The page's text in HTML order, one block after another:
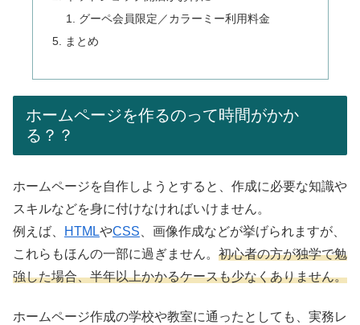
グーペ会員限定／カラーミー利用料金
まとめ
ホームページを作るのって時間がかか
る？？
ホームページを自作しようとすると、作成に必要な知識や
スキルなどを身に付けなければいけません。
例えば、
HTMLやCSS 、画像作成などが挙げられますが、
これらもほんの一部に過ぎません。 初心者の方が独学で勉
強した場合、半年以上かかるケースも少なくありません。
ホームページ作成の学校や教室に通ったとしても、実務レ